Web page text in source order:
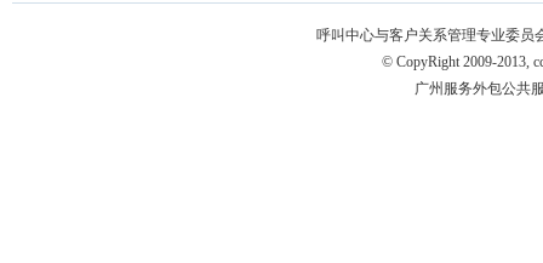
呼叫中心与客户关系管理专业委员
© CopyRight 2009-2013,
广州服务外包公共